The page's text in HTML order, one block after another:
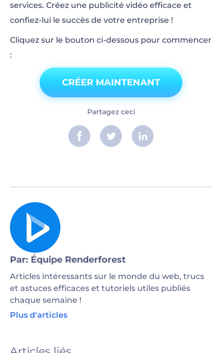
services. Créez une publicité vidéo efficace et
confiez-lui le succès de votre entreprise !
Cliquez sur le bouton ci-dessous pour commencer
:
CRÉER MAINTENANT
Partagez ceci
Par: Équipe Renderforest
Articles intéressants sur le monde du web, trucs
et astuces efficaces et tutoriels utiles publiés
chaque semaine !
Plus d'articles